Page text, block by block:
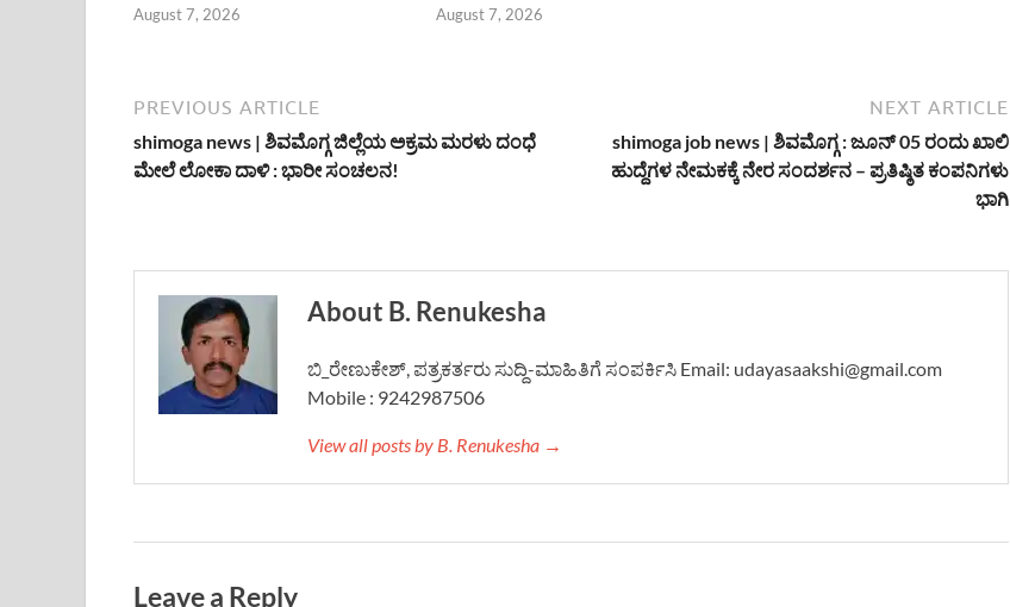
August 7, 2026 August 7, 2026
PREVIOUS ARTICLE
shimoga news | ಶಿವಮೊಗ್ಗ ಜಿಲ್ಲೆಯ ಅಕ್ರಮ ಮರಳು ದಂಧೆ
ಮೇಲೆ ಲೋಕಾ ದಾಳಿ : ಭಾರೀ ಸಂಚಲನ!
NEXT ARTICLE
shimoga job news | ಶಿವಮೊಗ್ಗ : ಜೂನ್ 05 ರಂದು ಖಾಲಿ
ಹುದ್ದೆಗಳ ನೇಮಕಕ್ಕೆ ನೇರ ಸಂದರ್ಶನ – ಪ್ರತಿಷ್ಠಿತ ಕಂಪನಿಗಳು
ಭಾಗಿ
About B. Renukesha
ಬಿ_ರೇಣುಕೇಶ್, ಪತ್ರಕರ್ತರು ಸುದ್ದಿ-ಮಾಹಿತಿಗೆ ಸಂಪರ್ಕಿಸಿ Email: udayasaakshi@gmail.com
Mobile : 9242987506
View all posts by B. Renukesha →
Leave a Reply